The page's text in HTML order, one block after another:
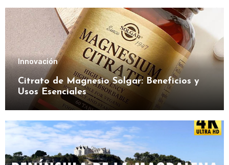
Innovación
Citrato de Magnesio Solgar: Beneficios y
Usos Esenciales